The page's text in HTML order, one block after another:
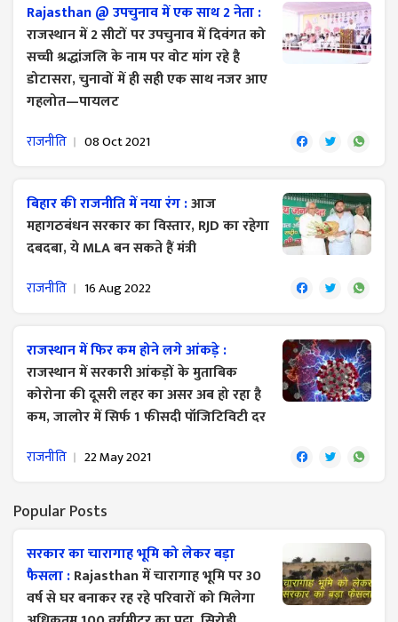
Rajasthan @ उपचुनाव में एक साथ 2 नेता :
राजस्थान में 2 सीटों पर उपचुनाव में दिवंगत को
सच्ची श्रद्धांजलि के नाम पर वोट मांग रहे है
डोटासरा, चुनावों में ही सही एक साथ नजर आए
गहलोत—पायलट
राजनीति 08 Oct 2021
बिहार की राजनीति में नया रंग :आज
महागठबंधन सरकार का विस्तार, RJD का रहेगा
दबदबा, ये MLA बन सकते हैं मंत्री
राजनीति 16 Aug 2022
राजस्थान में ​फिर कम होने लगे आंकड़े :
राजस्थान में सरकारी आंकड़ों के मुताबिक
कोरोना की दूसरी लहर का असर अब हो रहा है
कम, जालोर में सिर्फ 1 फीसदी पॉजिटिविटी दर
राजनीति 22 May 2021
Popular Posts
सरकार का चारागाह भूमि को लेकर बड़ा
फैसला :Rajasthan में चारागाह भूमि पर 30
वर्ष से घर बनाकर रह रहे परिवारों को मिलेगा